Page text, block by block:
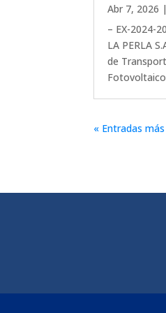
Abr 7, 2026 |
– EX-2024-
LA PERLA
de
Fotovoltaico
« Entradas